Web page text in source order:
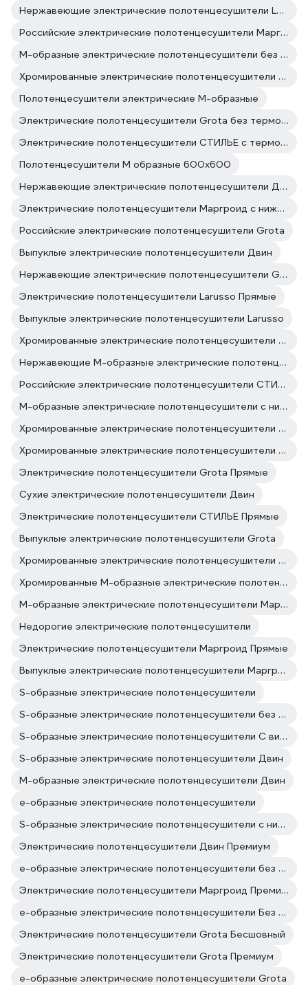
Нержавеющие электрические полотенцесушители Larusso
Российские электрические полотенцесушители Маргроид
М-образные электрические полотенцесушители без терморегулятора
Хромированные электрические полотенцесушители Larusso
Полотенцесушители электрические М-образные
Электрические полотенцесушители Grota без терморегулятора
Электрические полотенцесушители СТИЛЬЕ с терморегулятором
Полотенцесушители М образные 600x600
Нержавеющие электрические полотенцесушители Двин
Электрические полотенцесушители Маргроид с нижним подключением
Российские электрические полотенцесушители Grota
Выпуклые электрические полотенцесушители Двин
Нержавеющие электрические полотенцесушители Grota
Электрические полотенцесушители Larusso Прямые
Выпуклые электрические полотенцесушители Larusso
Хромированные электрические полотенцесушители Маргроид
Нержавеющие М-образные электрические полотенцесушители
Российские электрические полотенцесушители СТИЛЬЕ
М-образные электрические полотенцесушители с нижним подключением
Хромированные электрические полотенцесушители Двин
Хромированные электрические полотенцесушители Grota
Электрические полотенцесушители Grota Прямые
Сухие электрические полотенцесушители Двин
Электрические полотенцесушители СТИЛЬЕ Прямые
Выпуклые электрические полотенцесушители Grota
Хромированные электрические полотенцесушители СТИЛЬЕ
Хромированные М-образные электрические полотенцесушители
М-образные электрические полотенцесушители Маргроид
Недорогие электрические полотенцесушители
Электрические полотенцесушители Маргроид Прямые
Выпуклые электрические полотенцесушители Маргроид
S-образные электрические полотенцесушители
S-образные электрические полотенцесушители без терморегулятора
S-образные электрические полотенцесушители С вилкой
S-образные электрические полотенцесушители Двин
М-образные электрические полотенцесушители Двин
е-образные электрические полотенцесушители
S-образные электрические полотенцесушители с нижним подключением
Электрические полотенцесушители Двин Премиум
е-образные электрические полотенцесушители без терморегулятора
Электрические полотенцесушители Маргроид Премиум
е-образные электрические полотенцесушители Без вилки
Электрические полотенцесушители Grota Бесшовный
Электрические полотенцесушители Grota Премиум
е-образные электрические полотенцесушители Grota